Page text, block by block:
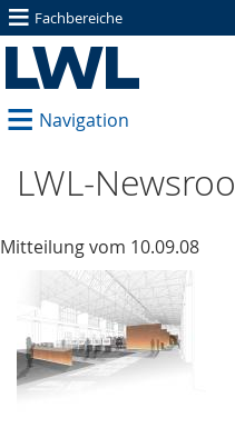
≡ Fachbereiche
≡ Navigation
LWL-
Mitteilung vom 10.09.08